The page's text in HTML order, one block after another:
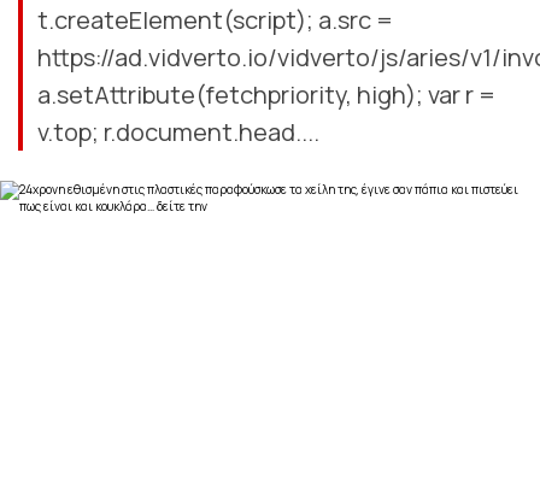
t.createElement(script); a.src =
https://ad.vidverto.io/vidverto/js/aries/v1/
a.setAttribute(fetchpriority, high); var r =
v.top; r.document.head....